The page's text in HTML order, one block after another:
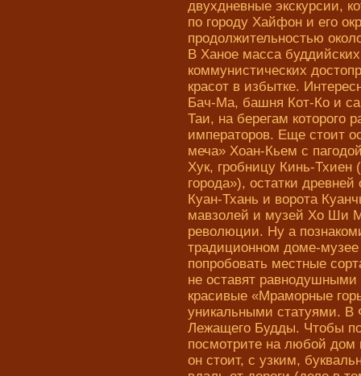
двухдневные экскурсии,
по городу Хайфон и его
продолжительностью
В Ханое масса
коммунистических
красот в избытке.
Бач-Ма, башня Кот-Ко и
Таи, на берегам которого
императоров. Еще стоит
меча» Хоан-Кьем с
Хук, гробницу Кинь-Тхиен
города»), остатки
Куан-Тхань и ворота
мавзолей и музей Хо Ши
революции. Ну а
традиционном доме-
попробовать местные
не оставят равнодушными
красивые «Мраморные
уникальными статуями. В
Лежащего Будды. Чтобы
посмотрите на любой дом
он стоит, с узким,